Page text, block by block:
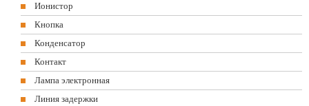
Ионистор
Кнопка
Конденсатор
Контакт
Лампа электронная
Линия задержки